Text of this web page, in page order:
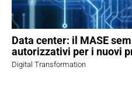
Data center: il MASE
autorizzativi per i nuovi
Digital Transformation